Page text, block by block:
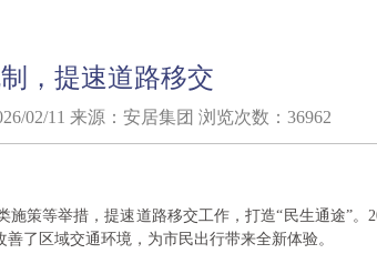
，提速道路移交
02/11 来源：安居集团 浏览次数：36962
策等举措，提速道路移交工作，打造“民生通途”。
了区域交通环境，为市民出行带来全新体验。